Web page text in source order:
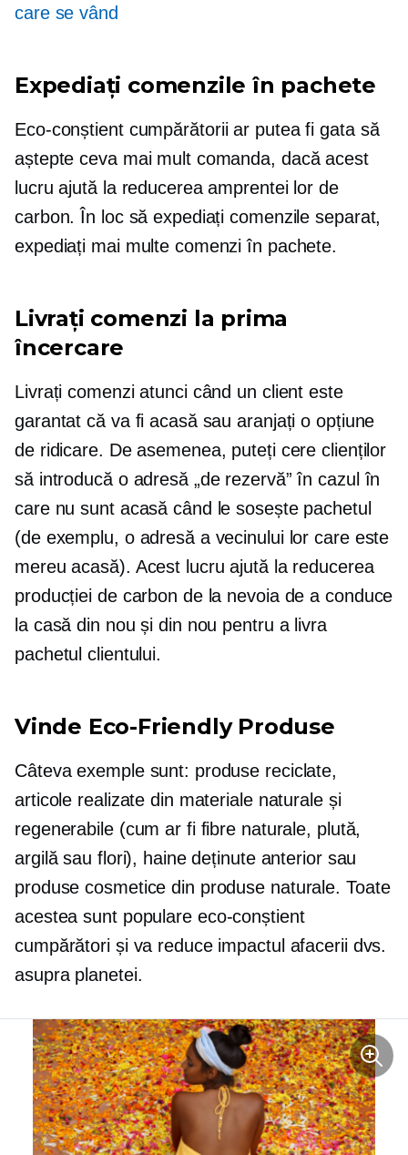
care se vând
Expediați comenzile în pachete
Eco-conștientcumpărătorii ar putea fi gata să
aștepte ceva mai mult comanda, dacă acest
lucru ajută la reducerea amprentei lor de
carbon. În loc să expediați comenzile separat,
expediați mai multe comenzi în pachete.
Livrați comenzi la prima
încercare
Livrați comenzi atunci când un client este
garantat că va fi acasă sau aranjați o opțiune
de ridicare. De asemenea, puteți cere clienților
să introducă o adresă „de rezervă” în cazul în
care nu sunt acasă când le sosește pachetul
(de exemplu, o adresă a vecinului lor care este
mereu acasă). Acest lucru ajută la reducerea
producției de carbon de la nevoia de a conduce
la casă din nou și din nou pentru a livra
pachetul clientului.
Vinde Eco-FriendlyProduse
Câteva exemple sunt: ​​produse reciclate,
articole realizate din materiale naturale și
regenerabile (cum ar fi fibre naturale, plută,
argilă sau flori), haine deținute anterior sau
produse cosmetice din produse naturale. Toate
acestea sunt populare eco-conștient
cumpărători și va reduce impactul afacerii dvs.
asupra planetei.